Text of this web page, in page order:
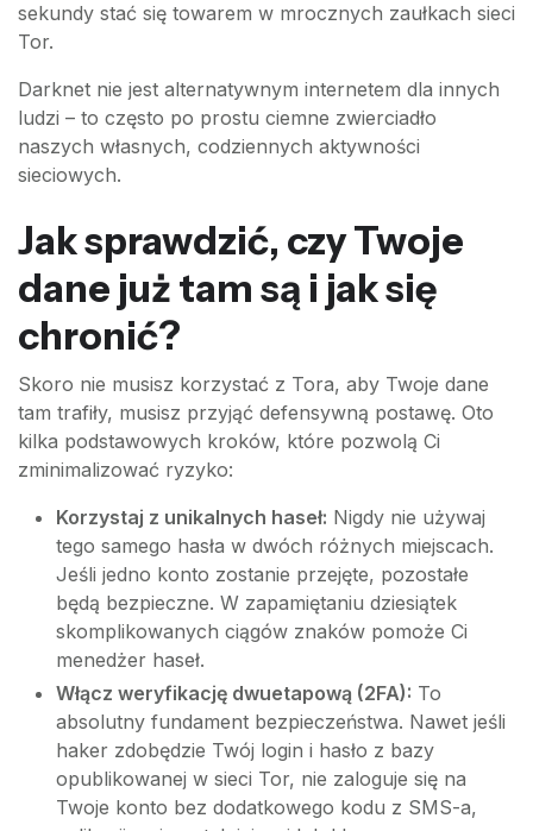
sekundy stać się towarem w mrocznych zaułkach sieci
Tor.
Darknet nie jest alternatywnym internetem dla innych
ludzi – to często po prostu ciemne zwierciadło
naszych własnych, codziennych aktywności
sieciowych.
Jak sprawdzić, czy Twoje
dane już tam są i jak się
chronić?
Skoro nie musisz korzystać z Tora, aby Twoje dane
tam trafiły, musisz przyjąć defensywną postawę. Oto
kilka podstawowych kroków, które pozwolą Ci
zminimalizować ryzyko:
Korzystaj z unikalnych haseł: Nigdy nie używaj
tego samego hasła w dwóch różnych miejscach.
Jeśli jedno konto zostanie przejęte, pozostałe
będą bezpieczne. W zapamiętaniu dziesiątek
skomplikowanych ciągów znaków pomoże Ci
menedżer haseł.
Włącz weryfikację dwuetapową (2FA): To
absolutny fundament bezpieczeństwa. Nawet jeśli
haker zdobędzie Twój login i hasło z bazy
opublikowanej w sieci Tor, nie zaloguje się na
Twoje konto bez dodatkowego kodu z SMS-a,